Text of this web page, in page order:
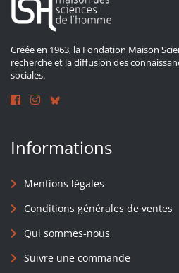
Créée en 1963, la Fondation Maison
recherche et la diffusion des
sociales.
Informations
Mentions légales
Conditions générales de ventes
Qui sommes-nous
Suivre une commande